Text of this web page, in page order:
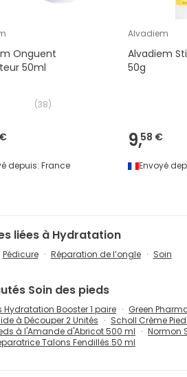
Onguent
50ml
(38)
depuis: France
Alvadiem
Alvadiem
50g
9,58 €
Envoyé
liées à Hydratation
Pédicure Réparation de l’ongle Soin
Soin des pieds
Hydratation Booster 1 paire
Green
à Découper 2 Unités
Scholl Crème
à l'Amande d'Abricot 500 ml
Normon
Talons Fendillés 50 ml